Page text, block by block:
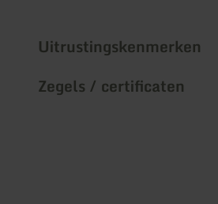
Uitrustingskenmerken
Zegels / certificaten